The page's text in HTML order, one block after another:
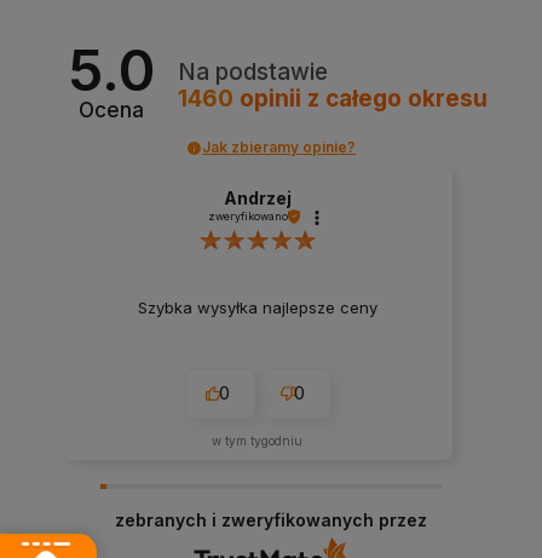
5.0
Ocena
Na podstawie
1460 opinii z całego okresu
Jak zbieramy opinie?
Andrzej
zweryfikowano
Szybka wysyłka najlepsze ceny
0 0
w tym tygodniu
zebranych i zweryfikowanych przez